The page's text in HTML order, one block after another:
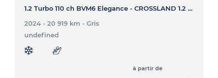
1.2 Turbo 110 ch BVM6 Elegance - CROSSLAND 1.2 Turbo 110 ch BVM6 Elegance
2024 - 20 919 km - Gris
undefined
à partir de